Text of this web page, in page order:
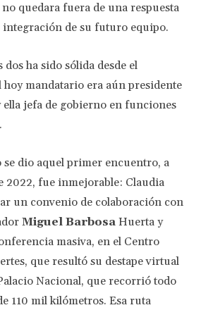
quedara fuera de una respuesta
integración de su futuro equipo.
ha sido sólida desde el
mandatario era aún presidente
ella jefa de gobierno en funciones
se dio aquel primer encuentro, a
2022, fue inmejorable: Claudia
un convenio de colaboración con
Miguel Barbosa Huerta y
masiva, en el Centro
que resultó su destape virtual
Nacional, que recorrió todo
110 mil kilómetros. Esa ruta